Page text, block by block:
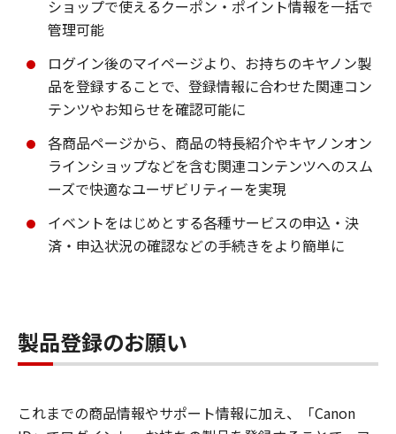
ショップで使えるクーポン・ポイント情報を一括で
管理可能
ログイン後のマイページより、お持ちのキヤノン製
品を登録することで、登録情報に合わせた関連コン
テンツやお知らせを確認可能に
各商品ページから、商品の特長紹介やキヤノンオン
ラインショップなどを含む関連コンテンツへのスム
ーズで快適なユーザビリティーを実現
イベントをはじめとする各種サービスの申込・決
済・申込状況の確認などの手続きをより簡単に
製品登録のお願い
これまでの商品情報やサポート情報に加え、「Canon